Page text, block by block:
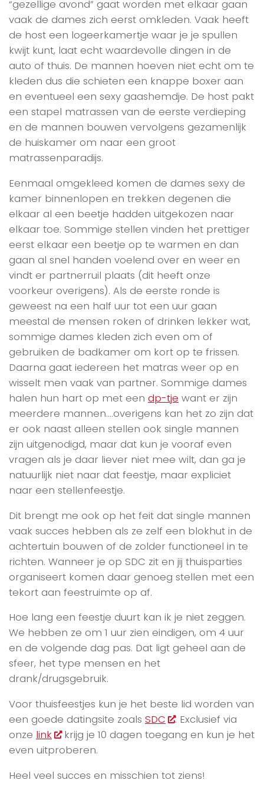
“gezellige avond” gaat worden met elkaar gaan
vaak de dames zich eerst omkleden. Vaak heeft
de host een logeerkamertje waar je je spullen
kwijt kunt, laat echt waardevolle dingen in de
auto of thuis. De mannen hoeven niet echt om te
kleden dus die schieten een knappe boxer aan
en eventueel een sexy gaashemdje. De host pakt
een stapel matrassen van de eerste verdieping
en de mannen bouwen vervolgens gezamenlijk
de huiskamer om naar een groot
matrassenparadijs.
Eenmaal omgekleed komen de dames sexy de
kamer binnenlopen en trekken degenen die
elkaar al een beetje hadden uitgekozen naar
elkaar toe. Sommige stellen vinden het prettiger
eerst elkaar een beetje op te warmen en dan
gaan al snel handen voelend over en weer en
vindt er partnerruil plaats (dit heeft onze
voorkeur overigens). Als de eerste ronde is
geweest na een half uur tot een uur gaan
meestal de mensen roken of drinken lekker wat,
sommige dames kleden zich even om of
gebruiken de badkamer om kort op te frissen.
Daarna gaat iedereen het matras weer op en
wisselt men vaak van partner. Sommige dames
halen hun hart op met een dp-tje want er zijn
meerdere mannen….overigens kan het zo zijn dat
er ook naast alleen stellen ook single mannen
zijn uitgenodigd, maar dat kun je vooraf even
vragen als je daar liever niet mee wilt, dan ga je
natuurlijk niet naar dat feestje, maar expliciet
naar een stellenfeestje.
Dit brengt me ook op het feit dat single mannen
vaak succes hebben als ze zelf een blokhut in de
achtertuin bouwen of de zolder functioneel in te
richten. Wanneer je op SDC zit en jij thuisparties
organiseert komen daar genoeg stellen met een
tekort aan feestruimte op af.
Hoe lang een feestje duurt kan ik je niet zeggen.
We hebben ze om 1 uur zien eindigen, om 4 uur
en de volgende dag pas. Dat ligt geheel aan de
sfeer, het type mensen en het
drank/drugsgebruik.
Voor thuisfeestjes kun je het beste lid worden van
een goede datingsite zoals SDC
. Exclusief via
onze link
krijg je 10 dagen toegang en kun je het
even uitproberen.
Heel veel succes en misschien tot ziens!